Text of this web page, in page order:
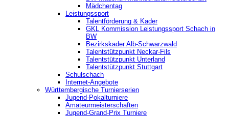
Mädchentag
Leistungssport
Talentförderung & Kader
GKL Kommission Leistungssport Schach in
BW
Bezirkskader Alb-Schwarzwald
Talentstützpunkt Neckar-Fils
Talentstützpunkt Unterland
Talentstützpunkt Stuttgart
Schulschach
Internet-Angebote
Württembergische Turnierserien
Jugend-Pokalturniere
Amateurmeisterschaften
Jugend-Grand-Prix Turniere